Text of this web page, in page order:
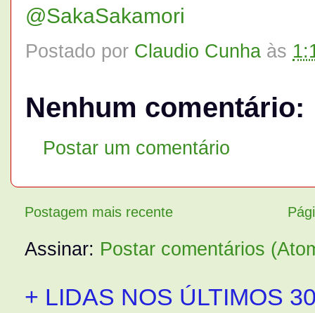
@SakaSakamori
Postado por Claudio Cunha às
Nenhum comentário:
Postar um comentário
Postagem mais recente
Assinar: Postar comentários
+ LIDAS NOS ÚLTIMOS